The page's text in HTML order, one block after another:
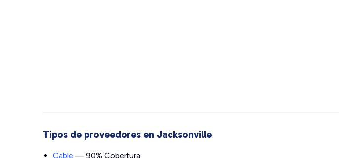
Tipos de proveedores en Jacksonville
Cable — 90% Cobertura